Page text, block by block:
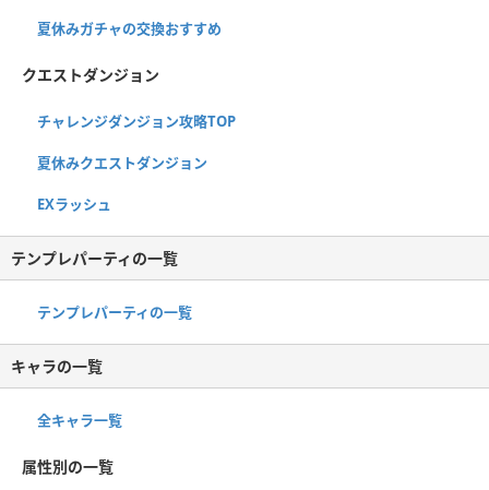
夏休みガチャの交換おすすめ
クエストダンジョン
チャレンジダンジョン攻略TOP
夏休みクエストダンジョン
EXラッシュ
テンプレパーティの一覧
テンプレパーティの一覧
キャラの一覧
全キャラ一覧
属性別の一覧